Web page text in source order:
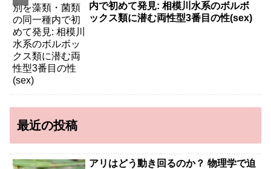
内で初めて発見: 相模川水系のボルボ
ックス類に潜む両性型3番目の性(sex)
最近の投稿
アリはどう動き回るのか？ 物理学で迫